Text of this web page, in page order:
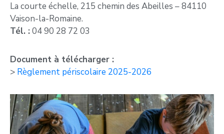
La courte échelle, 215 chemin des Abeilles – 84110
Vaison-la-Romaine.
Tél. :04 90 28 72 03
Document à télécharger :
> Règlement périscolaire 2025-2026